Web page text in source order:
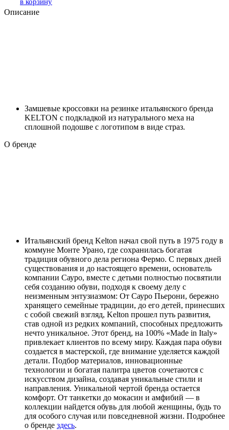
Описание
Замшевые кроссовки на резинке итальянского бренда
KELTON с подкладкой из натурального меха на
сплошной подошве с логотипом в виде страз.
О бренде
Итальянский бренд Kelton начал свой путь в 1975 году в
коммуне Монте Урано, где сохранилась богатая
традиция обувного дела региона Фермо. С первых дней
существования и до настоящего времени, основатель
компании Сауро, вместе с детьми полностью посвятили
себя созданию обуви, подходя к своему делу с
неизменным энтузиазмом: От Сауро Пьерони, бережно
хранящего семейные традиции, до его детей, принесших
с собой свежий взгляд, Kelton прошел путь развития,
став одной из редких компаний, способных предложить
нечто уникальное. Этот бренд, на 100% «Made in Italy»
привлекает клиентов по всему миру. Каждая пара обуви
создается в мастерской, где внимание уделяется каждой
детали. Подбор материалов, инновационные
технологии и богатая палитра цветов сочетаются с
искусством дизайна, создавая уникальные стили и
направления. Уникальной чертой бренда остается
комфорт. От танкетки до мокасин и амфибий — в
коллекции найдется обувь для любой женщины, будь то
для особого случая или повседневной жизни. Подробнее
о бренде здесь.